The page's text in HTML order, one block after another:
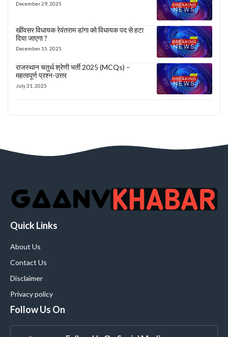
December 29, 2025
खींवसर विधायक रेवंतराम डांगा को विधायक पद से हटा
दिया जाएगा ?
December 15, 2025
राजस्थान चतुर्थ श्रेणी भर्ती 2025 (MCQs) –
महत्वपूर्ण प्रश्न-उत्तर
July 31, 2025
Quick Links
About Us
Contact Us
Disclaimer
Privacy policy
Follow Us On